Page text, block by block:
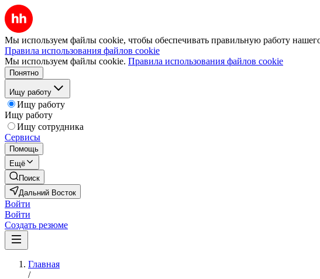
Мы используем файлы cookie, чтобы обеспечивать правильную работу
Правила использования файлов cookie
Мы используем файлы cookie. Правила использования файлов cookie
Понятно
Ищу работу
Ищу работу
Ищу работу
Ищу сотрудника
Сервисы
Помощь
Ещё
Поиск
Дальний Восток
Войти
Войти
Создать резюме
Главная
/